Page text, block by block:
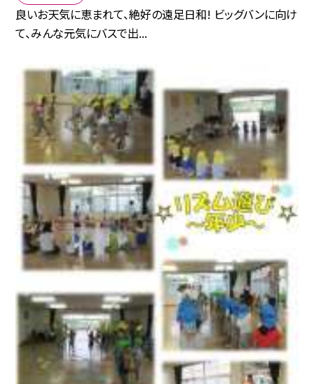
良いお天気に恵まれて、絶好の遠足日和! ビッグバンに向け
て、みんな元気にバスで出...